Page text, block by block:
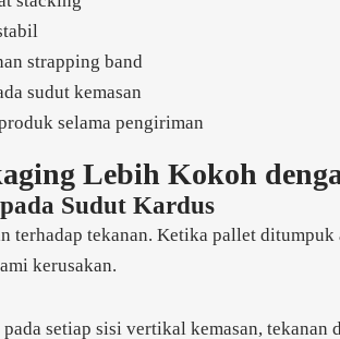
strapping band
sudut kemasan
selama pengiriman
Lebih Kokoh
Sudut Kardus
terhadap tekanan. Ketika pallet
kerusakan.
setiap sisi vertikal kemasan,